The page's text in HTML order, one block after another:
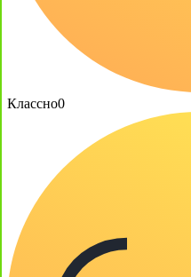
Классно0